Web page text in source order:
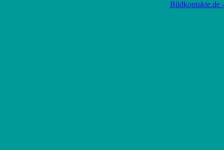
Bildkontakte.de